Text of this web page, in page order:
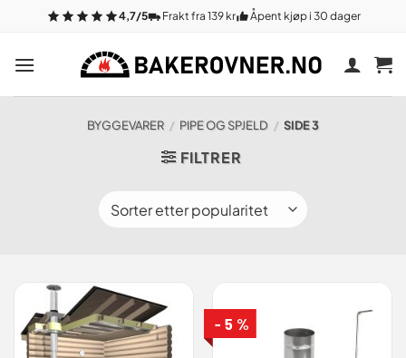
innhold
4,7/5 Frakt fra 139 kr Åpent kjøp i 30 dager
BYGGEVARER / PIPE OG SPJELD / SIDE 3
FILTRER
- 5 %